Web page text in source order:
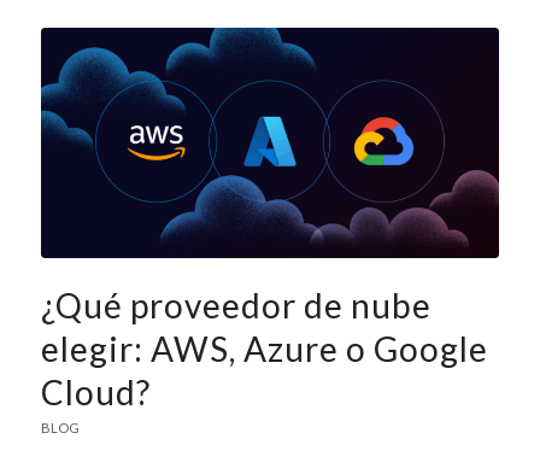
¿Qué proveedor de nube
elegir: AWS, Azure o Google
Cloud?
BLOG